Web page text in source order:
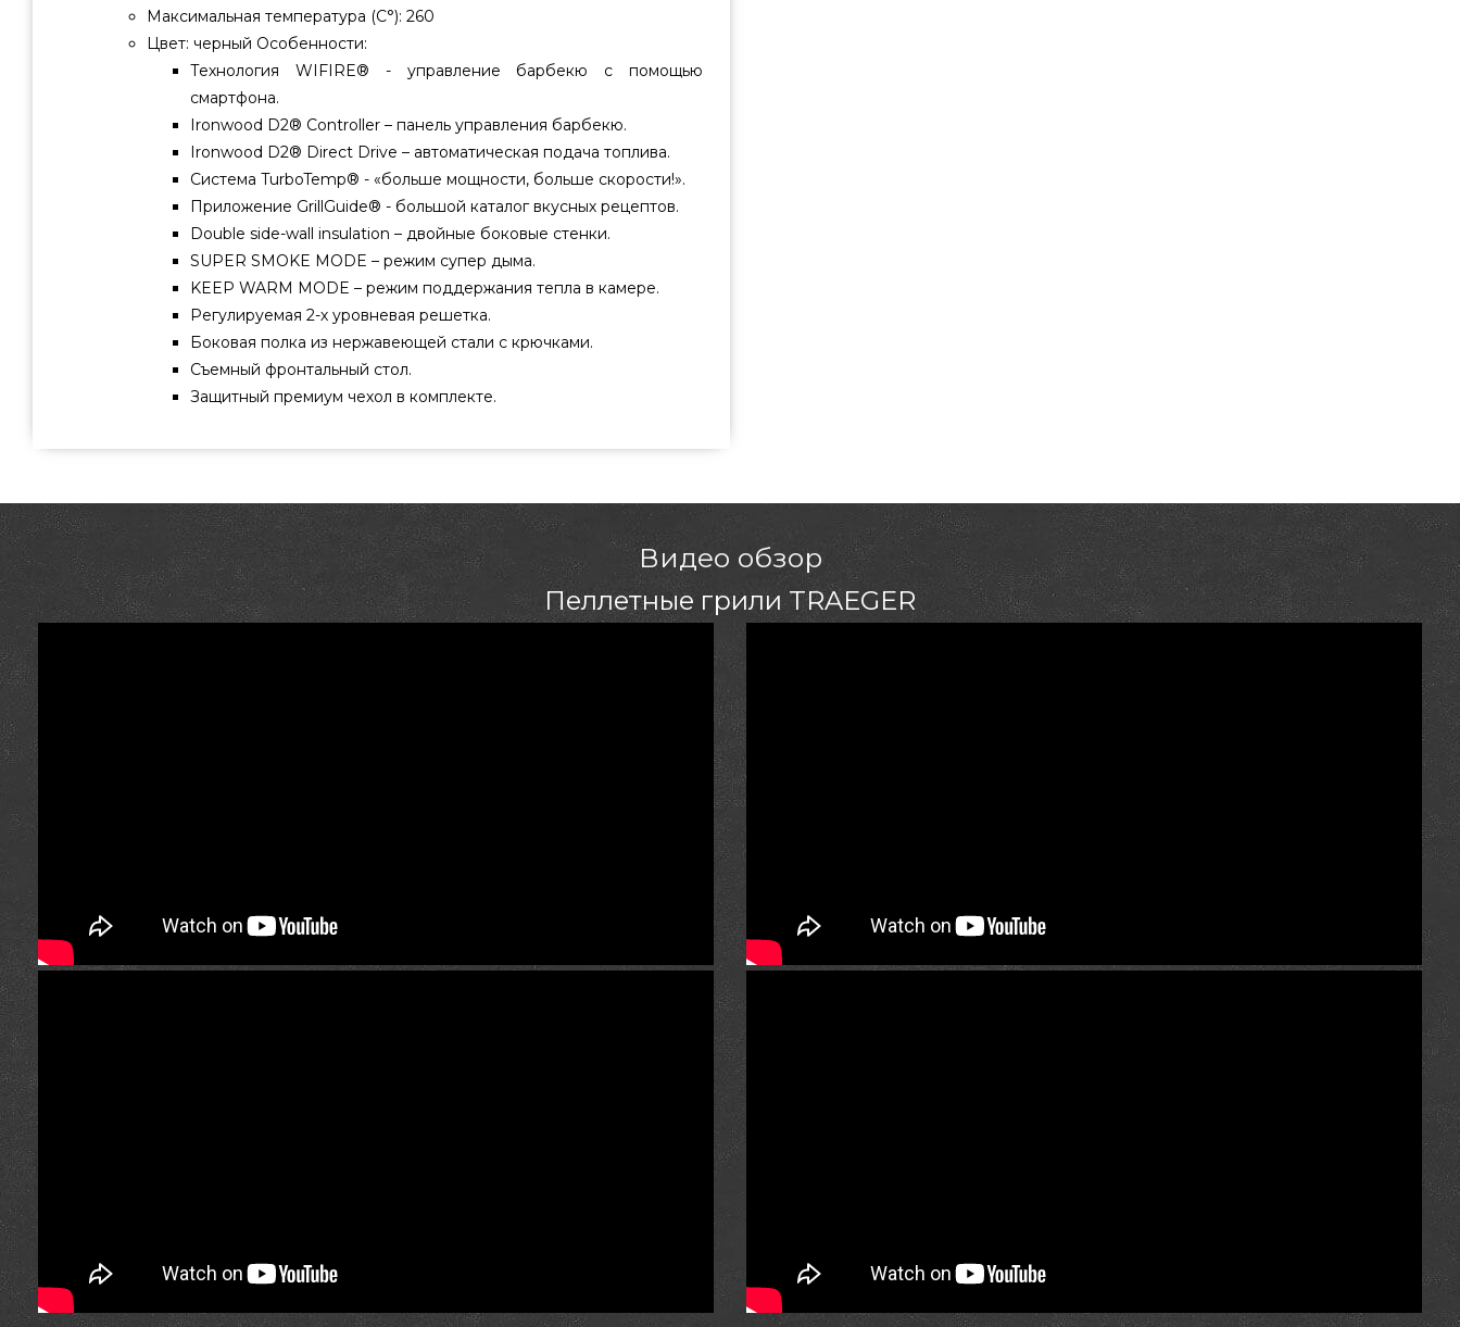
Максимальная температура (С°): 260
Цвет: черный Особенности:
Технология WIFIRE® - управление барбекю с помощью
смартфона.
Ironwood D2® Controller – панель управления барбекю.
Ironwood D2® Direct Drive – автоматическая подача топлива.
Система TurboTemp® - «больше мощности, больше скорости!».
Приложение GrillGuide® - большой каталог вкусных рецептов.
Double side-wall insulation – двойные боковые стенки.
SUPER SMOKE MODE – режим супер дыма.
KEEP WARM MODE – режим поддержания тепла в камере.
Регулируемая 2-х уровневая решетка.
Боковая полка из нержавеющей стали с крючками.
Съемный фронтальный стол.
Защитный премиум чехол в комплекте.
Видео обзор
Пеллетные грили TRAEGER